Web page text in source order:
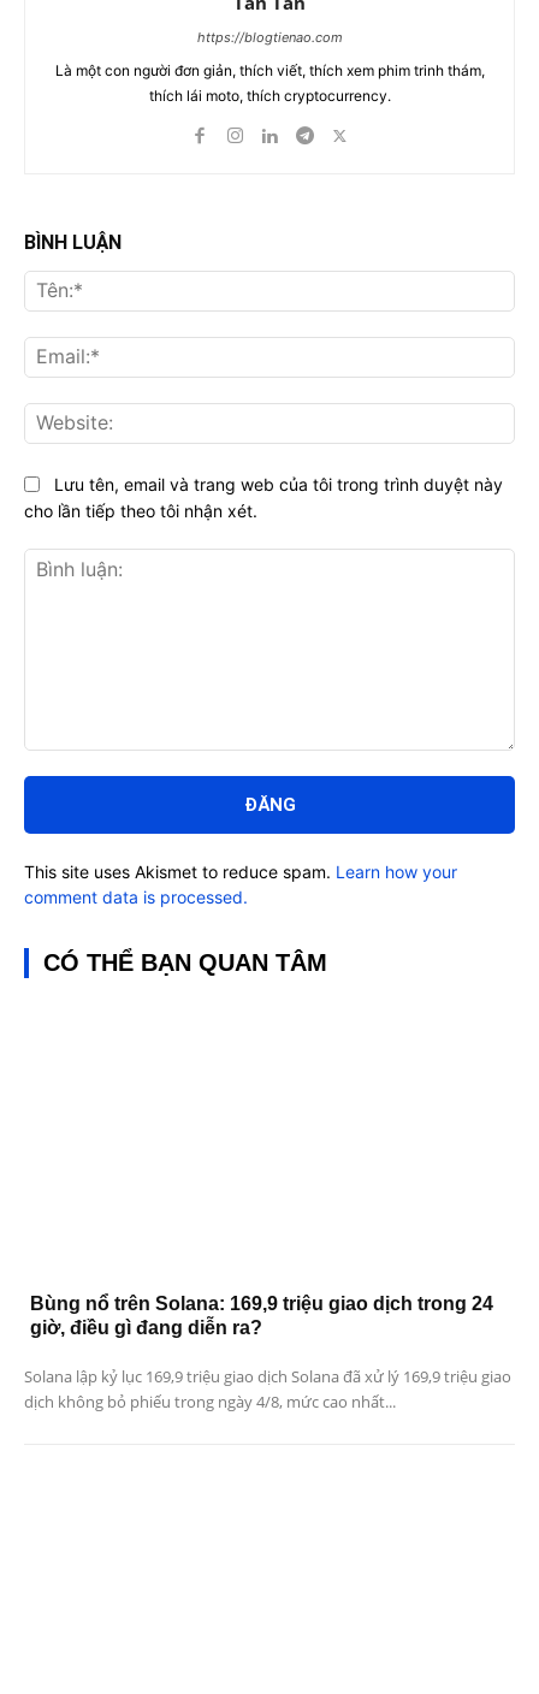
https://blogtienao.com
Là một con người đơn giản, thích viết, thích xem phim trinh thám,
thích lái moto, thích cryptocurrency.
BÌNH LUẬN
luận:
Lưu tên, email và trang web của tôi trong trình duyệt này
cho lần tiếp theo tôi nhận xét.
This site uses Akismet to reduce spam. Learn how your
comment data is processed.
CÓ THỂ BẠN QUAN TÂM
Bùng nổ trên Solana: 169,9 triệu giao dịch trong 24
giờ, điều gì đang diễn ra?
Solana lập kỷ lục 169,9 triệu giao dịch Solana đã xử lý 169,9 triệu giao
dịch không bỏ phiếu trong ngày 4/8, mức cao nhất...